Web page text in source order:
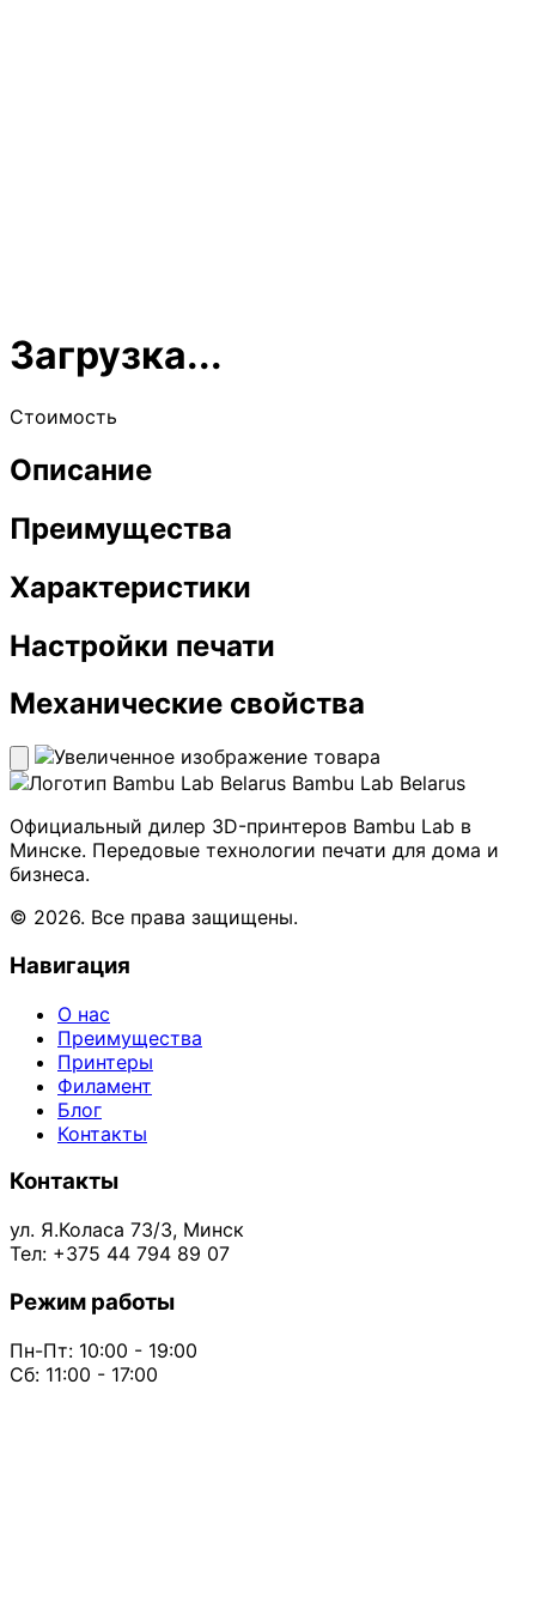
Загрузка...
Стоимость
Описание
Преимущества
Характеристики
Настройки печати
Механические свойства
Bambu Lab Belarus
Официальный дилер 3D-принтеров Bambu Lab в
Минске. Передовые технологии печати для дома и
бизнеса.
© 2026. Все права защищены.
Навигация
О нас
Преимущества
Принтеры
Филамент
Блог
Контакты
Контакты
ул. Я.Коласа 73/3, Минск
Тел: +375 44 794 89 07
Режим работы
Пн-Пт: 10:00 - 19:00
Сб: 11:00 - 17:00